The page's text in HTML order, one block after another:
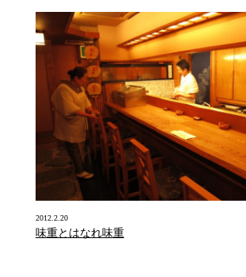
2012.2.20
味重とはなれ味重